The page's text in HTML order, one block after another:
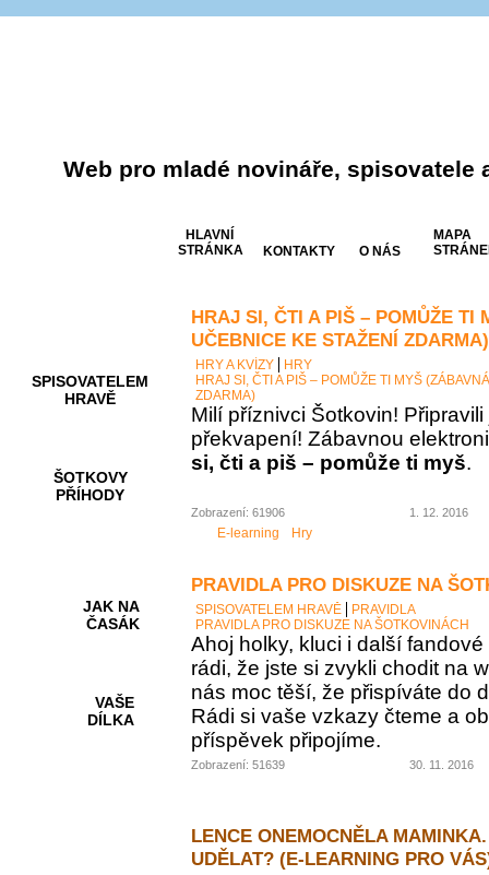
Web pro mladé novináře, spisovatele
HLAVNÍ
STRÁNKA
KONTAKTY O NÁS
MAPA
SPISOVATELEM
HRAVĚ
ŠOTKOVY
PŘÍHODY
JAK NA
ČASÁK
VAŠE
DÍLKA
HRAJ SI, ČTI A PIŠ – POMŮŽE TI
UČEBNICE KE STAŽENÍ ZDARMA)
HRY A KVÍZY
HRY
HRAJ SI, ČTI A PIŠ – POMŮŽE TI MYŠ
ZDARMA)
Milí příznivci Šotkovin!
překvapení! Zábavnou
si, čti a piš – pomůže ti myš.
Zobrazení: 61906 1. 12. 2016
E-learning Hry
PRAVIDLA PRO DISKUZE NA
SPISOVATELEM HRAVĚ
PRAVIDLA
PRAVIDLA PRO DISKUZE NA ŠOTKOVINÁCH
Ahoj holky, kluci i další
rádi, že jste si zvykli chodit na
nás moc těší, že přispíváte do
Rádi si vaše vzkazy čteme a
příspěvek připojíme.
Zobrazení: 51639 30. 11. 2016
LENCE ONEMOCNĚLA
UDĚLAT? (E-LEARNING PRO